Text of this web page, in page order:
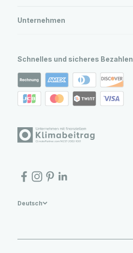
Unternehmen
Schnelles und sicheres Bezahlen
Deutsch